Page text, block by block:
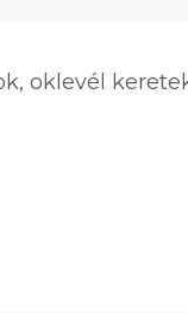
oklevél